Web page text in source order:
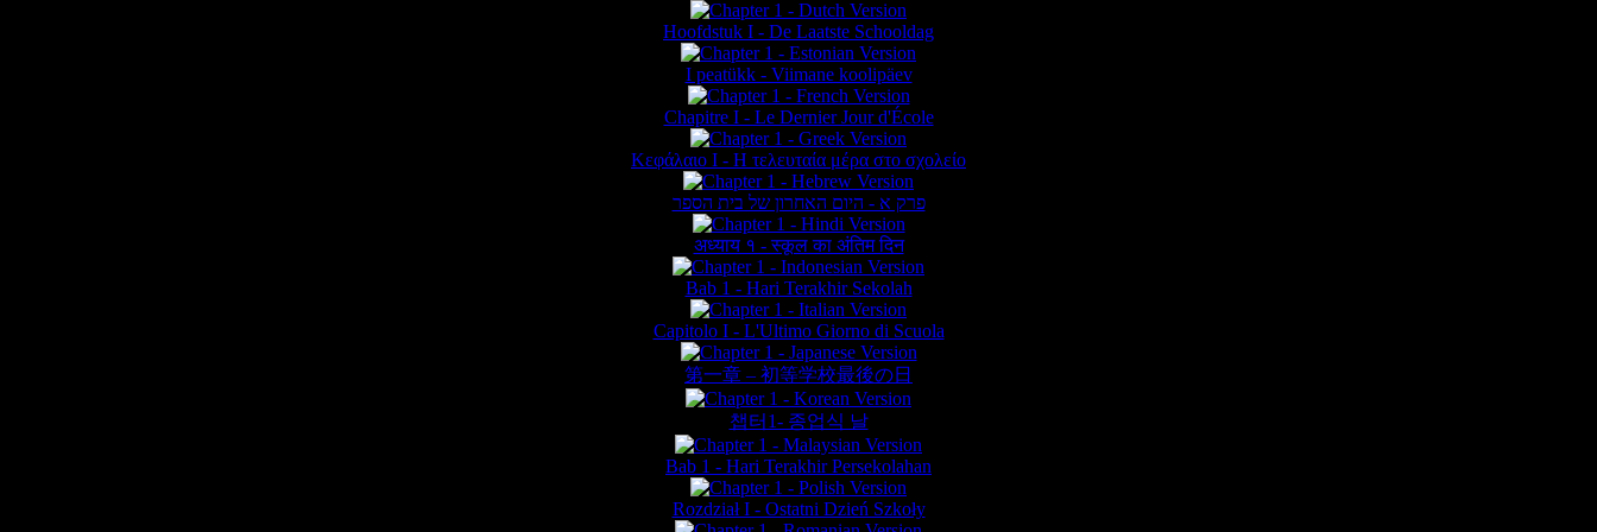
Hoofdstuk I - De Laatste Schooldag
I peatükk - Viimane koolipäev
Chapitre I - Le Dernier Jour d'École
Κεφάλαιο Ι - Η τελευταία μέρα στο σχολείο
פרק א - היום האחרון של בית הספר
अध्याय १ - स्कूल का अंतिम दिन
Bab 1 - Hari Terakhir Sekolah
Capitolo I - L'Ultimo Giorno di Scuola
第一章 – 初等学校最後の日
챕터1- 종업식 날
Bab 1 - Hari Terakhir Persekolahan
Rozdział I - Ostatni Dzień Szkoły